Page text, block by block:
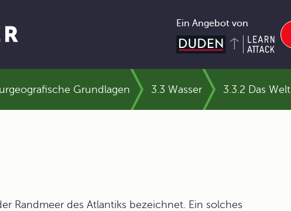
Ein Angebot von
Grundlagen 3.3 Wasser 3.3.2 Das
Randmeer des Atlantiks bezeichnet. Ein solches